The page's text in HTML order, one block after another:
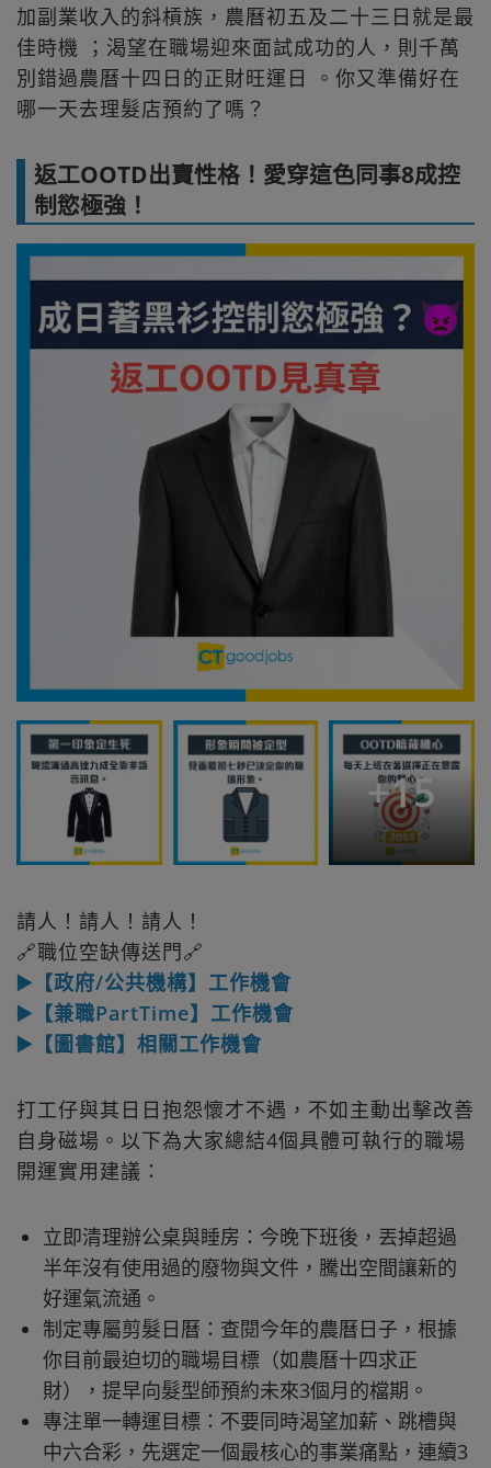
加副業收入的斜槓族，農曆初五及二十三日就是最
佳時機 ；渴望在職場迎來面試成功的人，則千萬
別錯過農曆十四日的正財旺運日 。你又準備好在
哪一天去理髮店預約了嗎？
返工OOTD出賣性格！愛穿這色同事8成控
制慾極強！
+15
請人！請人！請人！
🔗職位空缺傳送門🔗
▶️【政府/公共機構】工作機會
▶️【兼職PartTime】工作機會
▶️【圖書館】相關工作機會
打工仔與其日日抱怨懷才不遇，不如主動出擊改善
自身磁場。以下為大家總結4個具體可執行的職場
開運實用建議：
立即清理辦公桌與睡房：今晚下班後，丟掉超過
半年沒有使用過的廢物與文件，騰出空間讓新的
好運氣流通。
制定專屬剪髮日曆：查閱今年的農曆日子，根據
你目前最迫切的職場目標（如農曆十四求正
財），提早向髮型師預約未來3個月的檔期。
專注單一轉運目標：不要同時渴望加薪、跳槽與
中六合彩，先選定一個最核心的事業痛點，連續3